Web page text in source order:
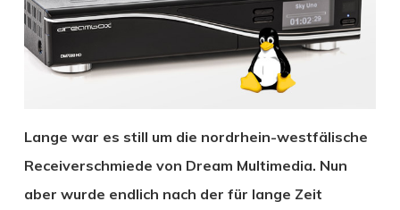
Lange war es still um die nordrhein-westfälische
Receiverschmiede von Dream Multimedia. Nun
aber wurde endlich nach der für lange Zeit